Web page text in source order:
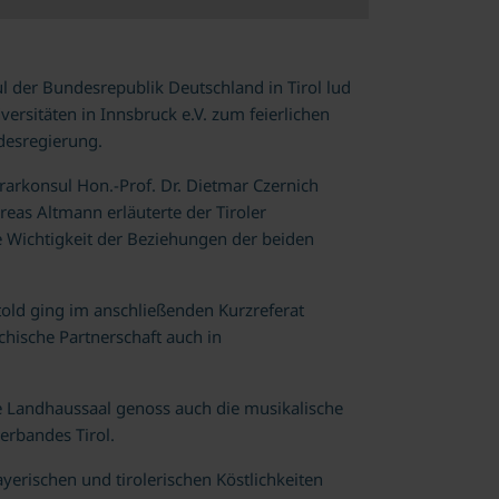
der Bundesrepublik Deutschland in Tirol lud
in Innsbruck e.V. zum feierlichen
Hon.-Prof. Dr. Dietmar Czernich
Altmann erläuterte der Tiroler
Wichtigkeit der Beziehungen der beiden
ging im anschließenden Kurzreferat
Partnerschaft auch in
genoss auch die musikalische
Tirol.
und tirolerischen Köstlichkeiten